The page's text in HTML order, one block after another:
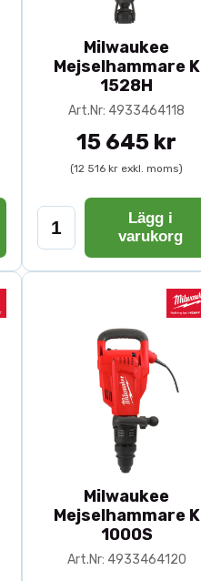
Milwaukee
Mejselhammare K
1528H
Art.Nr: 4933464118
15 645 kr
(12 516 kr exkl. moms)
Lägg i
varukorg
Milwaukee
Mejselhammare K
1000S
Art.Nr: 4933464120